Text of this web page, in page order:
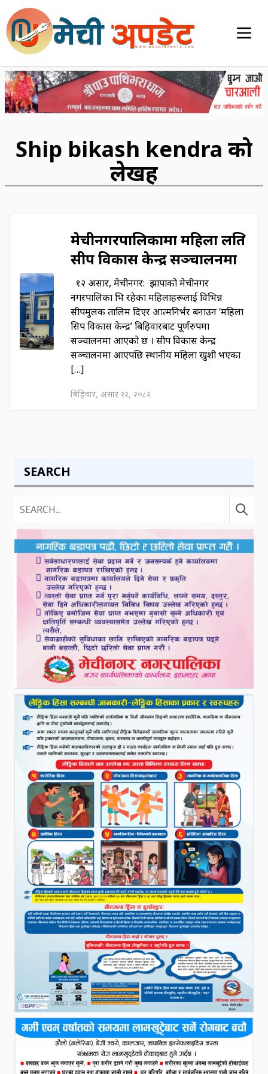
Ship bikash kendra को
लेखहरु
मेचीनगरपालिकामा महिला लक्षित
सीप विकास केन्द्र सञ्चालनमा
१२ असार, मेचीनगर: झापाको मेचीनगर
नगरपालिका भित्र रहेका महिलाहरूलाई विभिन्न
सीपमुलक तालिम दिएर आत्मनिर्भर बनाउन ‘महिला
सिप विकास केन्द्र’ बिहिवारबाट पूर्णरुपमा
सञ्चालनमा आएको छ । सीप विकास केन्द्र
सञ्चालनमा आएपछि स्थानीय महिला खुशी भएका
[…]
बिहिवार, असार १२, २०८२
SEARCH